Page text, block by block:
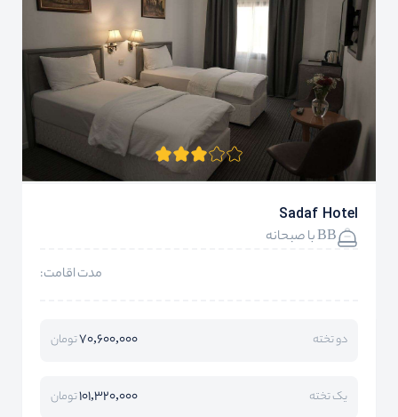
Sadaf Hotel
BB با صبحانه
مدت اقامت:
دو تخته 70,600,000تومان
یک تخته 101,320,000تومان